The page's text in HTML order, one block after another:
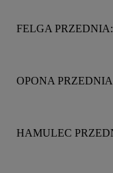
FELGA
OPONA
HAMULEC